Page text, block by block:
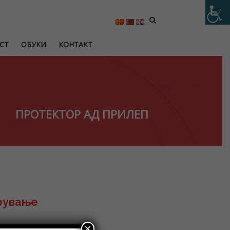
ОБУКИ КОНТАКТ
ПРОТЕКТОР АД ПРИЛЕП